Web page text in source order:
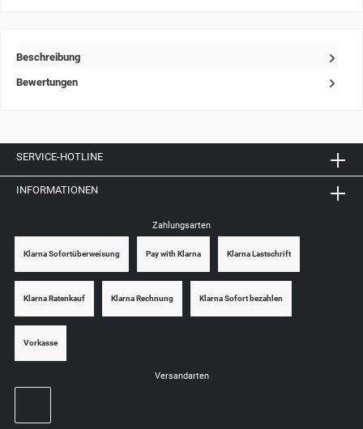
Beschreibung
Bewertungen
SERVICE-HOTLINE
INFORMATIONEN
Zahlungsarten
Klarna Sofortüberweisung Pay with Klarna Klarna Lastschrift
Klarna Ratenkauf Klarna Rechnung Klarna Sofort bezahlen
Vorkasse
Versandarten